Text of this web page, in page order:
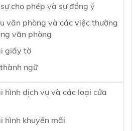
cho phép và sự đồng ý
văn phòng và các việc thường
văn phòng
giấy tờ
ngữ
hình dịch vụ và các loại cửa
hình khuyến mãi